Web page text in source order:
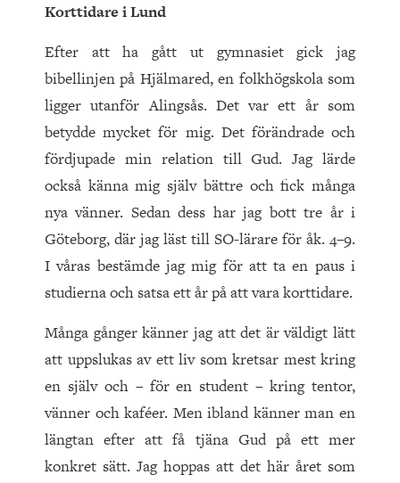
Korttidare i Lund
Efter att ha gått ut gymnasiet gick jag
bibellinjen på Hjälmared, en folkhögskola som
ligger utanför Alingsås. Det var ett år som
betydde mycket för mig. Det förändrade och
fördjupade min relation till Gud. Jag lärde
också känna mig själv bättre och fick många
nya vänner. Sedan dess har jag bott tre år i
Göteborg, där jag läst till SO-lärare för åk. 4–9.
I våras bestämde jag mig för att ta en paus i
studierna och satsa ett år på att vara korttidare.
Många gånger känner jag att det är väldigt lätt
att uppslukas av ett liv som kretsar mest kring
en själv och – för en student – kring tentor,
vänner och kaféer. Men ibland känner man en
längtan efter att få tjäna Gud på ett mer
konkret sätt. Jag hoppas att det här året som